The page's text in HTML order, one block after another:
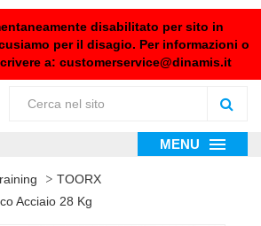
disabilitato per sito in
per il disagio. Per informazioni o
a: customerservice@dinamis.it
MENU
TOORX
Acciaio 28 Kg